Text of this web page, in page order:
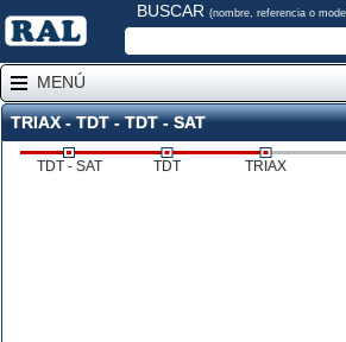
BUSCAR (nombre, referencia o
MENÚ
TRIAX - TDT - TDT - SAT
TDT - SAT TDT TRIAX